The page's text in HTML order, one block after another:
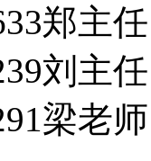
郑主
刘主任
梁老师